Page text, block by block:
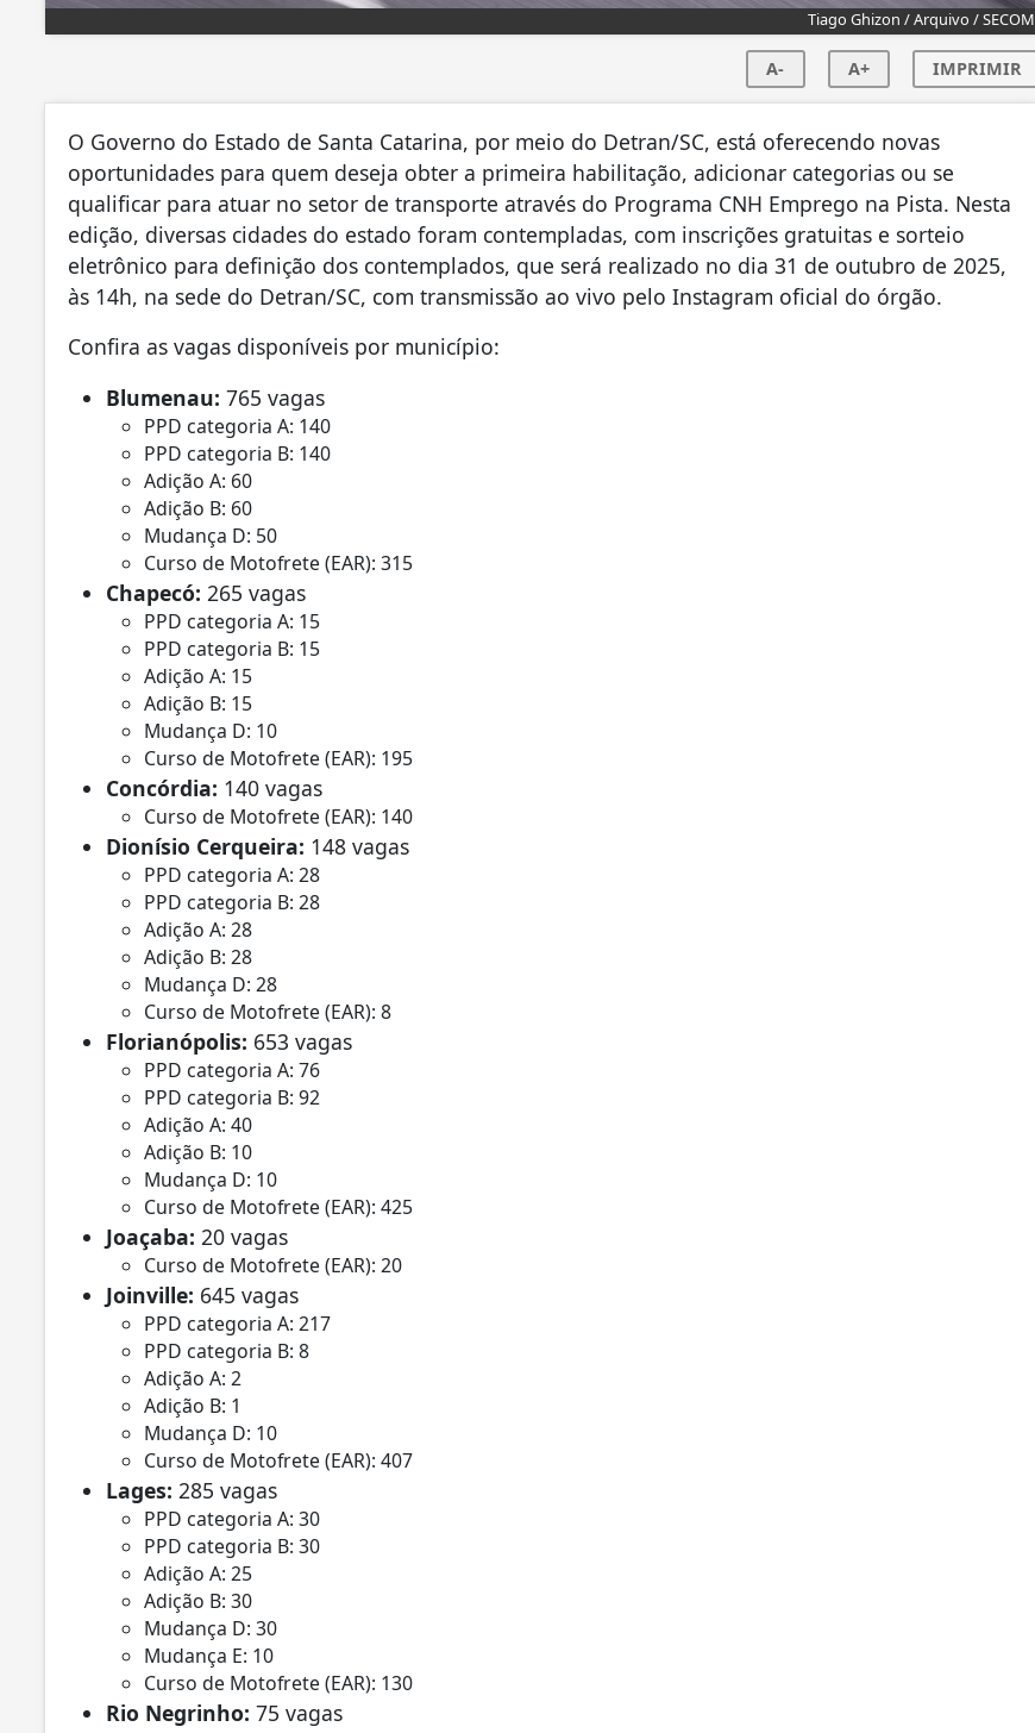
Tiago Ghizon / Arquivo / SECOM
A- A+ IMPRIMIR
O Governo do Estado de Santa Catarina, por meio do Detran/SC, está oferecendo novas
oportunidades para quem deseja obter a primeira habilitação, adicionar categorias ou se
qualificar para atuar no setor de transporte através do Programa CNH Emprego na Pista. Nesta
edição, diversas cidades do estado foram contempladas, com inscrições gratuitas e sorteio
eletrônico para definição dos contemplados, que será realizado no dia 31 de outubro de 2025,
às 14h, na sede do Detran/SC, com transmissão ao vivo pelo Instagram oficial do órgão.
Confira as vagas disponíveis por município:
Blumenau: 765 vagas
PPD categoria A: 140
PPD categoria B: 140
Adição A: 60
Adição B: 60
Mudança D: 50
Curso de Motofrete (EAR): 315
Chapecó: 265 vagas
PPD categoria A: 15
PPD categoria B: 15
Adição A: 15
Adição B: 15
Mudança D: 10
Curso de Motofrete (EAR): 195
Concórdia: 140 vagas
Curso de Motofrete (EAR): 140
Dionísio Cerqueira: 148 vagas
PPD categoria A: 28
PPD categoria B: 28
Adição A: 28
Adição B: 28
Mudança D: 28
Curso de Motofrete (EAR): 8
Florianópolis: 653 vagas
PPD categoria A: 76
PPD categoria B: 92
Adição A: 40
Adição B: 10
Mudança D: 10
Curso de Motofrete (EAR): 425
Joaçaba: 20 vagas
Curso de Motofrete (EAR): 20
Joinville: 645 vagas
PPD categoria A: 217
PPD categoria B: 8
Adição A: 2
Adição B: 1
Mudança D: 10
Curso de Motofrete (EAR): 407
Lages: 285 vagas
PPD categoria A: 30
PPD categoria B: 30
Adição A: 25
Adição B: 30
Mudança D: 30
Mudança E: 10
Curso de Motofrete (EAR): 130
Rio Negrinho: 75 vagas